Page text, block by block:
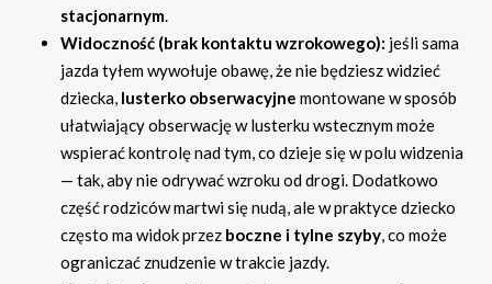
stacjonarnym.
Widoczność (brak kontaktu wzrokowego): jeśli sama
jazda tyłem wywołuje obawę, że nie będziesz widzieć
dziecka, lusterko obserwacyjne montowane w sposób
ułatwiający obserwację w lusterku wstecznym może
wspierać kontrolę nad tym, co dzieje się w polu widzenia
— tak, aby nie odrywać wzroku od drogi. Dodatkowo
część rodziców martwi się nudą, ale w praktyce dziecko
często ma widok przez boczne i tylne szyby, co może
ograniczać znudzenie w trakcie jazdy.